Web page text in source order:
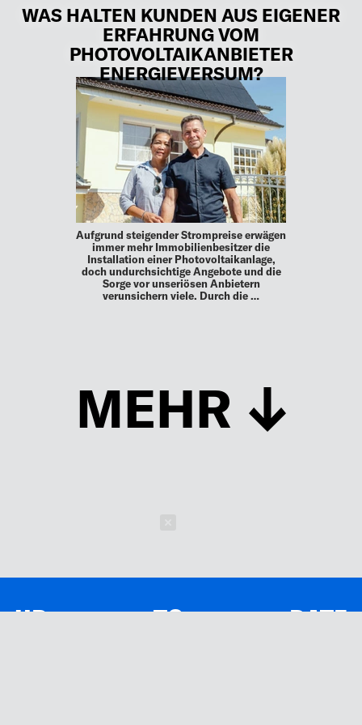
WAS HALTEN KUNDEN AUS EIGENER
ERFAHRUNG VOM
PHOTOVOLTAIKANBIETER
ENERGIEVERSUM?
Aufgrund steigender Strompreise erwägen
immer mehr Immobilienbesitzer die
Installation einer Photovoltaikanlage,
doch undurchsichtige Angebote und die
Sorge vor unseriösen Anbietern
verunsichern viele. Durch die …
MEHR
UP TO DATE